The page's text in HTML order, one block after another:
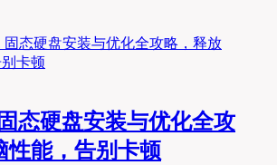
态硬盘安装与优化全攻
性能，告别卡顿